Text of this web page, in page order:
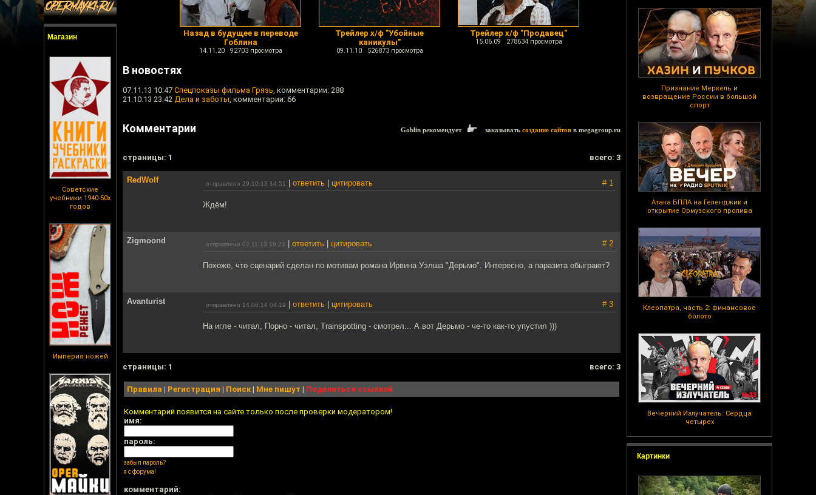
Магазин
Советские
учебники 1940-50х
годов
Империя ножей
Признание Меркель и
возвращение России в большой
спорт
Атака БПЛА на Геленджик и
открытие Ормузского пролива
Клеопатра, часть 2: финансовое
болото
Вечерний Излучатель: Сердца
четырех
Картинки
Назад в будущее в переводе
Гоблина
14.11.20 92703 просмотра
Трейлер х/ф "Убойные
каникулы"
09.11.10 526873 просмотра
Трейлер х/ф "Продавец"
15.06.09 278634 просмотра
В новостях
07.11.13 10:47 Спецпоказы фильма Грязь, комментарии: 288
21.10.13 23:42 Дела и заботы, комментарии: 66
Комментарии Goblin рекомендует заказывать создание сайтов в megagroup.ru
cтраницы: 1 всего: 3
RedWolf отправлено 29.10.13 14:51 ответить цитировать # 1
Ждём!
Zigmoond отправлено 02.11.13 19:23 ответить цитировать # 2
Похоже, что сценарий сделан по мотивам романа Ирвина Уэлша "Дерьмо". Интересно, а паразита обыграют?
Avanturist отправлено 14.06.14 04:19 ответить цитировать # 3
На игле - читал, Порно - читал, Trainspotting - смотрел... А вот Дерьмо - че-то как-то упустил )))
cтраницы: 1 всего: 3
Правила | Регистрация | Поиск| Мне пишут | Поделиться ссылкой
Комментарий появится на сайте только после проверки модератором!
имя:
пароль:
забыл пароль?
я с форума!
комментарий: